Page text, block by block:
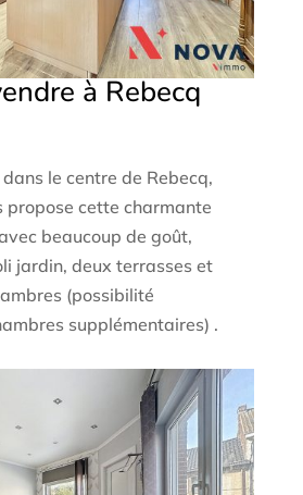
à Rebecq
le centre de Rebecq,
propose cette charmante
beaucoup de goût,
jardin, deux terrasses et
(possibilité
supplémentaires) .